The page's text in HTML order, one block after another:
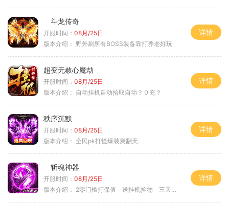
斗龙传奇
开服时间： 08月/25日
版本介绍： 野外刷所有BOSS装备靠打养老好玩
详情
超变无赦心魔劫
开服时间： 08月/25日
版本介绍： 自动挂机自动拾取自动？０充？
详情
秩序沉默
开服时间： 08月/25日
版本介绍： 全民pk打怪爆装爽翻天
详情
斩魂神器
开服时间： 08月/25日
版本介绍： 2零门槛打保值 送挂机捡物 三天合区
详情